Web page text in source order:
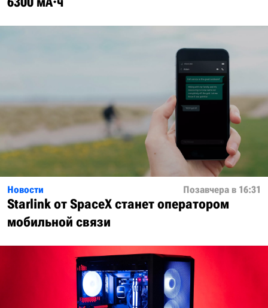
Новости Позавчера в 16:31
Starlink от SpaceX станет оператором
мобильной связи